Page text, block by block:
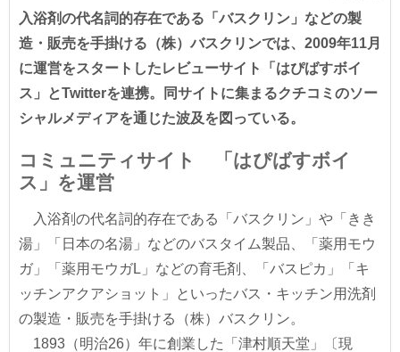
入浴剤の代名詞的存在である「バスクリン」などの製
造・販売を手掛ける（株）バスクリンでは、2009年11月
に運営をスタートしたレビューサイト「はぴばすボイ
ス」とTwitterを連携。同サイトに集まるクチコミのソー
シャルメディアを通じた波及を図っている。
コミュニティサイト 「はぴばすボイ
ス」を運営
入浴剤の代名詞的存在である「バスクリン」や「きき
湯」「日本の名湯」などのバスタイム製品、「薬用モウ
ガ」「薬用モウガL」などの育毛剤、「バスピカ」「キ
ッチンアクアショット」といったバス・キッチン用洗剤
の製造・販売を手掛ける（株）バスクリン。
1893（明治26）年に創業した「津村順天堂」〔現